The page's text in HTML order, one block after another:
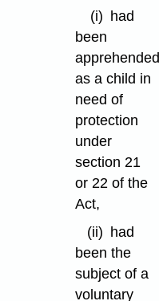
(i) had
been
apprehended
as a child in
need of
protection
under
section 21
or 22 of the
Act,
(ii) had
been the
subject of a
voluntary